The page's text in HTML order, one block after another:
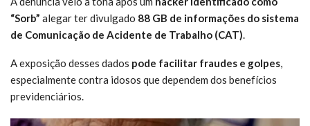
“Sorb” alegar ter divulgado 88 GB de informações do sistema
de Comunicação de Acidente de Trabalho (CAT).
A exposição desses dados pode facilitar fraudes e golpes,
especialmente contra idosos que dependem dos benefícios
previdenciários.